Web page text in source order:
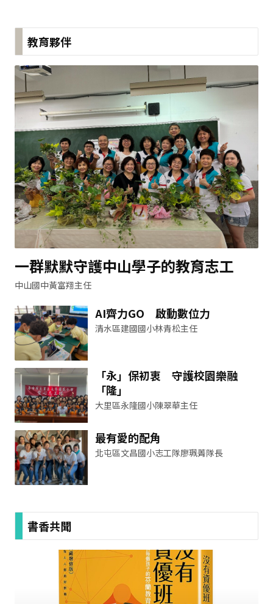
教育夥伴
一群默默守護中山學子的教育志工
中山國中黃富翔主任
AI齊力GO 啟動數位力
清水區建國國小林青松主任
「永」保初衷 守護校園樂融
「隆」
大里區永隆國小陳翠華主任
最有愛的配角
北屯區文昌國小志工隊廖珮菁隊長
書香共聞